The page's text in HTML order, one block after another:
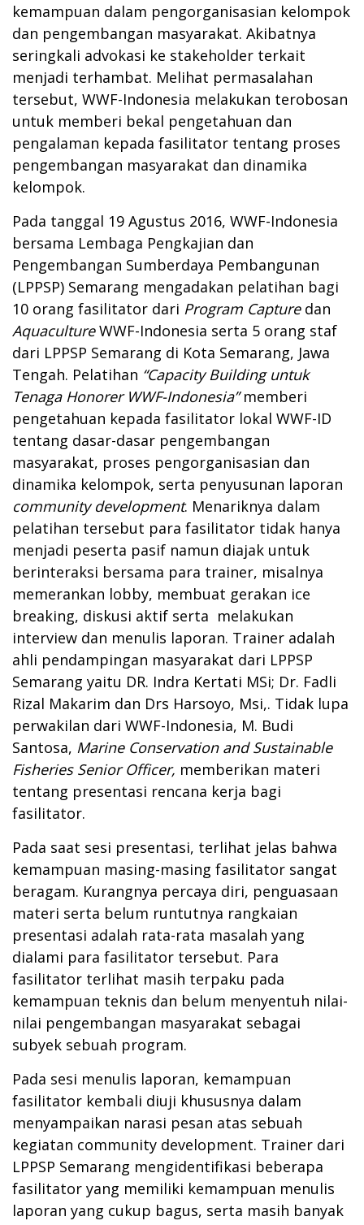
kemampuan dalam pengorganisasian kelompok
dan pengembangan masyarakat. Akibatnya
seringkali advokasi ke stakeholder terkait
menjadi terhambat. Melihat permasalahan
tersebut, WWF-Indonesia melakukan terobosan
untuk memberi bekal pengetahuan dan
pengalaman kepada fasilitator tentang proses
pengembangan masyarakat dan dinamika
kelompok.
Pada tanggal 19 Agustus 2016, WWF-Indonesia
bersama Lembaga Pengkajian dan
Pengembangan Sumberdaya Pembangunan
(LPPSP) Semarang mengadakan pelatihan bagi
10 orang fasilitator dari Program Capture dan
AquacultureWWF-Indonesia serta 5 orang staf
dari LPPSP Semarang di Kota Semarang, Jawa
Tengah. Pelatihan “Capacity Building untuk
Tenaga Honorer WWF-Indonesia”memberi
pengetahuan kepada fasilitator lokal WWF-ID
tentang dasar-dasar pengembangan
masyarakat, proses pengorganisasian dan
dinamika kelompok, serta penyusunan laporan
community development. Menariknya dalam
pelatihan tersebut para fasilitator tidak hanya
menjadi peserta pasif namun diajak untuk
berinteraksi bersama para trainer, misalnya
memerankan lobby, membuat gerakan ice
breaking, diskusi aktif serta melakukan
interview dan menulis laporan. Trainer adalah
ahli pendampingan masyarakat dari LPPSP
Semarang yaitu DR. Indra Kertati MSi; Dr. Fadli
Rizal Makarim dan Drs Harsoyo, Msi,. Tidak lupa
perwakilan dari WWF-Indonesia, M. Budi
Santosa, Marine Conservation and Sustainable
Fisheries Senior Officer, memberikan materi
tentang presentasi rencana kerja bagi
fasilitator.
Pada saat sesi presentasi, terlihat jelas bahwa
kemampuan masing-masing fasilitator sangat
beragam. Kurangnya percaya diri, penguasaan
materi serta belum runtutnya rangkaian
presentasi adalah rata-rata masalah yang
dialami para fasilitator tersebut. Para
fasilitator terlihat masih terpaku pada
kemampuan teknis dan belum menyentuh nilai-
nilai pengembangan masyarakat sebagai
subyek sebuah program.
Pada sesi menulis laporan, kemampuan
fasilitator kembali diuji khususnya dalam
menyampaikan narasi pesan atas sebuah
kegiatan community development. Trainer dari
LPPSP Semarang mengidentifikasi beberapa
fasilitator yang memiliki kemampuan menulis
laporan yang cukup bagus, serta masih banyak